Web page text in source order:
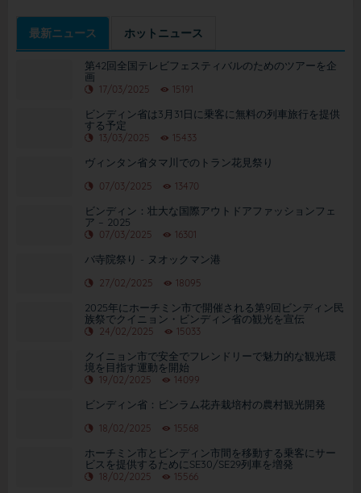
最新ニュース ホットニュース
第42回全国テレビフェスティバルのためのツアーを企
画
17/03/2025 15191
ビンディン省は3月31日に乗客に無料の列車旅行を提供
する予定
13/03/2025 15433
ヴィンタン省タマ川でのトラン花見祭り
07/03/2025 13470
ビンディン：壮大な国際アウトドアファッションフェ
ア – 2025
07/03/2025 16301
バ寺院祭り - ヌオックマン港
27/02/2025 18095
2025年にホーチミン市で開催される第9回ビンディン民
族祭でクイニョン・ビンディン省の観光を宣伝
24/02/2025 15033
クイニョン市で安全でフレンドリーで魅力的な観光環
境を目指す運動を開始
19/02/2025 14099
ビンディン省：ビンラム花卉栽培村の農村観光開発
18/02/2025 15568
ホーチミン市とビンディン市間を移動する乗客にサー
ビスを提供するためにSE30/SE29列車を増発
18/02/2025 15566